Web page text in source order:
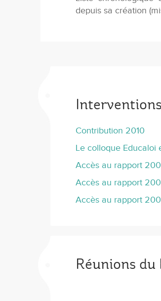
depuis sa création
Contribution 2010
Le colloque Educaloi
Accès au rapport
Accès au rapport
Accès au rapport
Réunions du